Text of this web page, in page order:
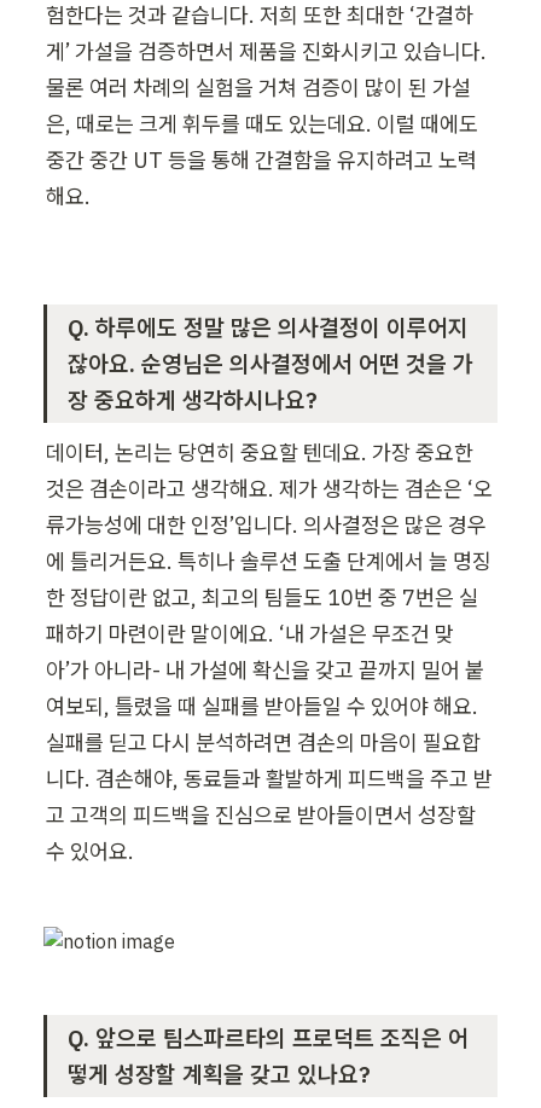
험한다는 것과 같습니다. 저희 또한 최대한 ‘간결하
게’ 가설을 검증하면서 제품을 진화시키고 있습니다.
물론 여러 차례의 실험을 거쳐 검증이 많이 된 가설
은, 때로는 크게 휘두를 때도 있는데요. 이럴 때에도
중간 중간 UT 등을 통해 간결함을 유지하려고 노력
해요.
Q. 하루에도 정말 많은 의사결정이 이루어지
잖아요. 순영님은 의사결정에서 어떤 것을 가
장 중요하게 생각하시나요?
데이터, 논리는 당연히 중요할 텐데요. 가장 중요한
것은 겸손이라고 생각해요. 제가 생각하는 겸손은 ‘오
류가능성에 대한 인정’입니다. 의사결정은 많은 경우
에 틀리거든요. 특히나 솔루션 도출 단계에서 늘 명징
한 정답이란 없고, 최고의 팀들도 10번 중 7번은 실
패하기 마련이란 말이에요. ‘내 가설은 무조건 맞
아’가 아니라- 내 가설에 확신을 갖고 끝까지 밀어 붙
여보되, 틀렸을 때 실패를 받아들일 수 있어야 해요.
실패를 딛고 다시 분석하려면 겸손의 마음이 필요합
니다. 겸손해야, 동료들과 활발하게 피드백을 주고 받
고 고객의 피드백을 진심으로 받아들이면서 성장할
수 있어요.
Q. 앞으로 팀스파르타의 프로덕트 조직은 어
떻게 성장할 계획을 갖고 있나요?